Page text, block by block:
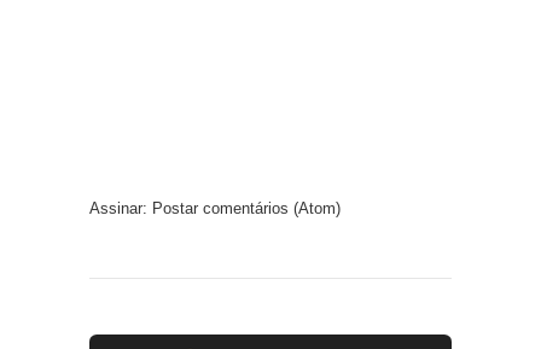
Assinar: Postar comentários (Atom)